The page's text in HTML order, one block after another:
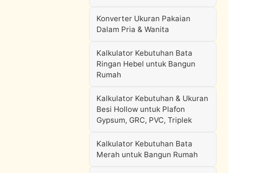
Konverter Ukuran Pakaian
Dalam Pria & Wanita
Kalkulator Kebutuhan Bata
Ringan Hebel untuk Bangun
Rumah
Kalkulator Kebutuhan & Ukuran
Besi Hollow untuk Plafon
Gypsum, GRC, PVC, Triplek
Kalkulator Kebutuhan Bata
Merah untuk Bangun Rumah